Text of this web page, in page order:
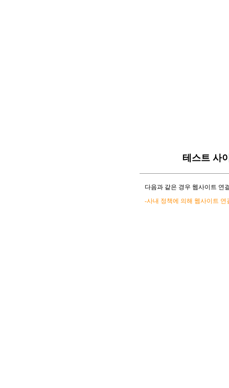
테스트 사
다음과 같은 경우 웹사이트 연
-사내 정책에 의해 웹사이트